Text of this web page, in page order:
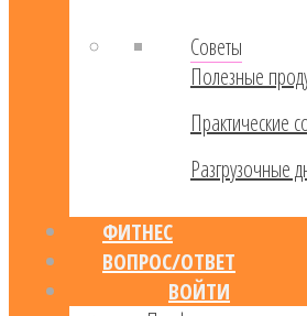
Советы
Полезные
Практические
Разгрузочные
ФИТНЕС
ВОПРОС/ОТВЕТ
ВОЙТИ